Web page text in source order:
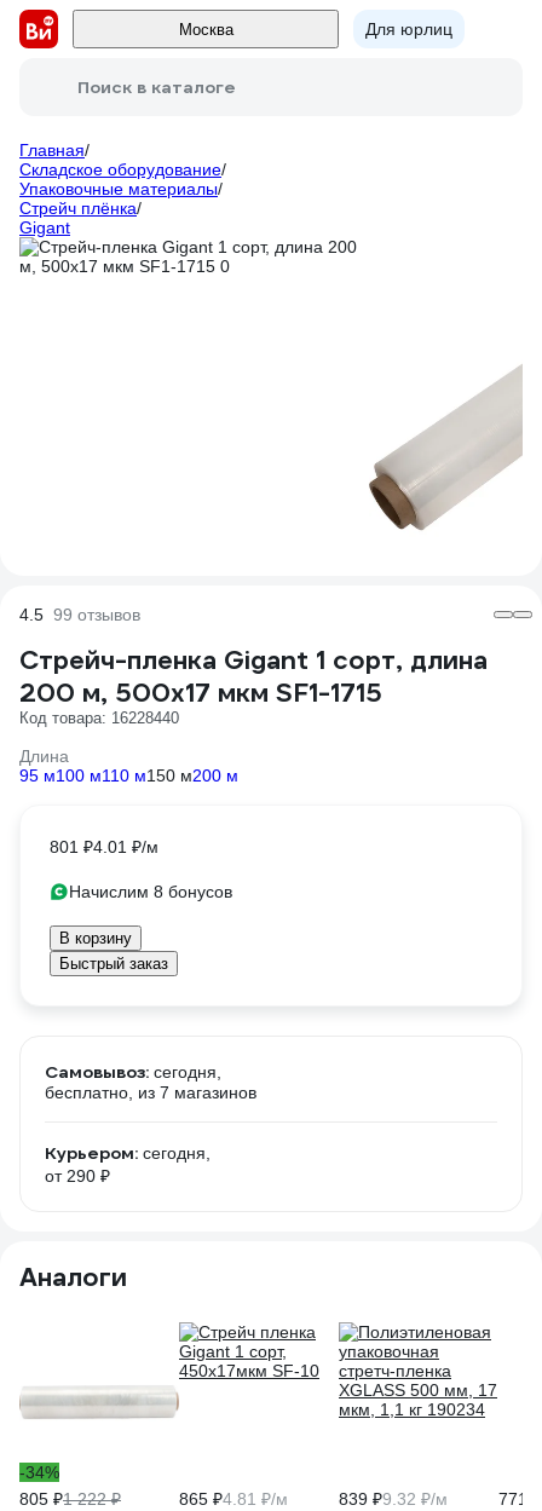
Москва Для юрлиц
Поиск в каталоге
Главная/
Складское оборудование/
Упаковочные материалы/
Стрейч плёнка/
Gigant
4.5 99 отзывов
Стрейч-пленка Gigant 1 сорт, длина
200 м, 500х17 мкм SF1-1715
Код товара: 16228440
Длина
95 м100 м110 м150 м200 м
801 ₽4.01 ₽/м
Начислим 8 бонусов
В корзину
Быстрый заказ
Самовывоз: сегодня,
бесплатно , из 7 магазинов
Курьером: сегодня,
от 290 ₽
Аналоги
-34%
805 ₽1 222 ₽
865 ₽4.81 ₽/м
839 ₽9.32 ₽/м
771 ₽